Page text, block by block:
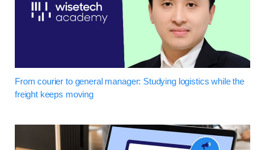
From courier to general manager: Studying logistics while the
freight keeps moving